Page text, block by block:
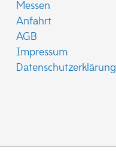
Messen
Anfahrt
AGB
Impressum
Datenschutzerklärung